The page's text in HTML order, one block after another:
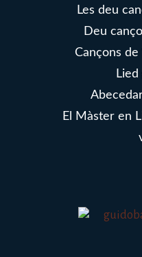
Les deu
Deu
Cançons
El Màster en